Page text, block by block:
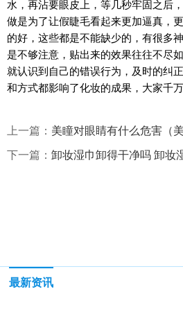
水，再沾要眼皮上，等几秒牢固之后
做是为了让假睫毛看起来更加逼真，
的好，这些都是不能缺少的，有很多
是不够注意，贴出来的效果往往不尽
就认识到自己的错误行为，及时的纠
和方式都影响了化妆的成果，大家千万
上一篇： 美瞳对眼睛有什么危害（美瞳
下一篇： 卸妆湿巾卸得干净吗 卸妆
最新资讯